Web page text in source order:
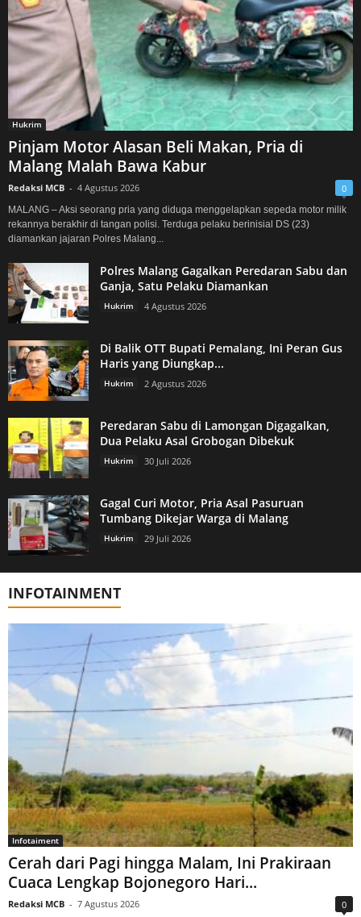
Hukrim
Pinjam Motor Alasan Beli Makan, Pria di
Malang Malah Bawa Kabur
Redaksi MCB - 4 Agustus 2026 0
MALANG – Aksi seorang pria yang diduga menggelapkan sepeda motor milik
rekannya berakhir di tangan polisi. Terduga pelaku berinisial DS (23)
diamankan jajaran Polres Malang...
Polres Malang Gagalkan Peredaran Sabu dan
Ganja, Satu Pelaku Diamankan
Hukrim 4 Agustus 2026
Di Balik OTT Bupati Pemalang, Ini Peran Gus
Haris yang Diungkap...
Hukrim 2 Agustus 2026
Peredaran Sabu di Lamongan Digagalkan,
Dua Pelaku Asal Grobogan Dibekuk
Hukrim 30 Juli 2026
Gagal Curi Motor, Pria Asal Pasuruan
Tumbang Dikejar Warga di Malang
Hukrim 29 Juli 2026
INFOTAINMENT
Infotaiment
Cerah dari Pagi hingga Malam, Ini Prakiraan
Cuaca Lengkap Bojonegoro Hari...
Redaksi MCB - 7 Agustus 2026 0